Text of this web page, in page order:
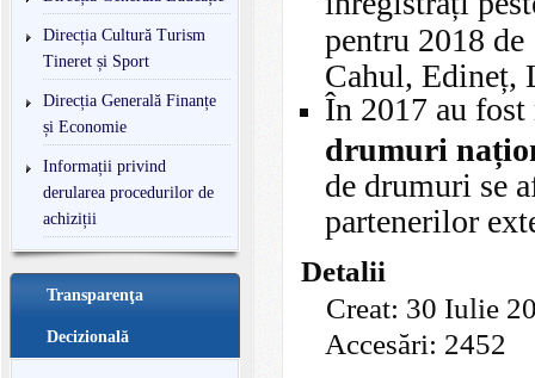
Direcția Cultură Turism
Tineret și Sport
Direcția Generală Finanțe
și Economie
Informații privind
derularea procedurilor de
achiziții
Transparenţa
Decizională
pentru 2018 de
Cahul, Edineț,
În 2017 au
drumuri
de drumuri se
partenerilor
Detalii
Creat: 30 Iulie
Accesări: 2452